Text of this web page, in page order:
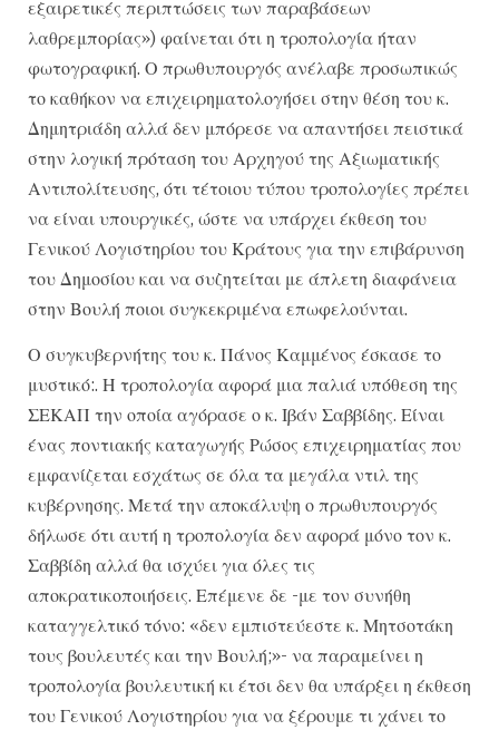
εξαιρετικές περιπτώσεις των παραβάσεων
λαθρεμπορίας») φαίνεται ότι η τροπολογία ήταν
φωτογραφική. Ο πρωθυπουργός ανέλαβε προσωπικώς
το καθήκον να επιχειρηματολογήσει στην θέση του κ.
Δημητριάδη αλλά δεν μπόρεσε να απαντήσει πειστικά
στην λογική πρόταση του Αρχηγού της Αξιωματικής
Αντιπολίτευσης, ότι τέτοιου τύπου τροπολογίες πρέπει
να είναι υπουργικές, ώστε να υπάρχει έκθεση του
Γενικού Λογιστηρίου του Κράτους για την επιβάρυνση
του Δημοσίου και να συζητείται με άπλετη διαφάνεια
στην Βουλή ποιοι συγκεκριμένα επωφελούνται.
Ο συγκυβερνήτης του κ. Πάνος Καμμένος έσκασε το
μυστικό:. Η τροπολογία αφορά μια παλιά υπόθεση της
ΣΕΚΑΠ την οποία αγόρασε ο κ. Ιβάν Σαββίδης. Είναι
ένας ποντιακής καταγωγής Ρώσος επιχειρηματίας που
εμφανίζεται εσχάτως σε όλα τα μεγάλα ντιλ της
κυβέρνησης. Μετά την αποκάλυψη ο πρωθυπουργός
δήλωσε ότι αυτή η τροπολογία δεν αφορά μόνο τον κ.
Σαββίδη αλλά θα ισχύει για όλες τις
αποκρατικοποιήσεις. Επέμενε δε -με τον συνήθη
καταγγελτικό τόνο: «δεν εμπιστεύεστε κ. Μητσοτάκη
τους βουλευτές και την Βουλή;»- να παραμείνει η
τροπολογία βουλευτική κι έτσι δεν θα υπάρξει η έκθεση
του Γενικού Λογιστηρίου για να ξέρουμε τι χάνει το